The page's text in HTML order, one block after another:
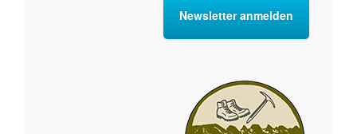
Newsletter anmelden